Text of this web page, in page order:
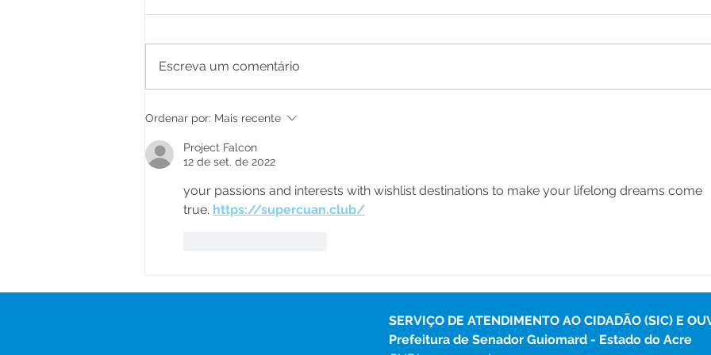
Prefeitura inicia Operação
Tapa-Buracos e reforça
investimentos na
infraestrutura urbana
Escreva um comentário
Ordenar por: Mais recente
Project Falcon
12 de set. de 2022
your passions and interests with wishlist destinations to make your lifelong dreams come
true. https://supercuan.club/
SERVIÇO DE ATENDIMENTO AO CIDADÃO (SIC) E
Prefeitura de Senador Guiomard - Estado do Acre